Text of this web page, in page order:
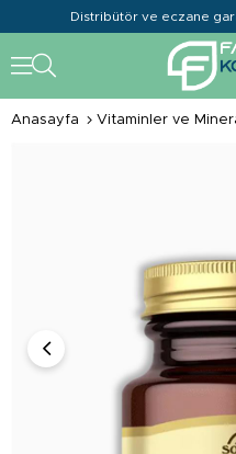
Distribütör ve eczane
Anasayfa Vitaminler ve